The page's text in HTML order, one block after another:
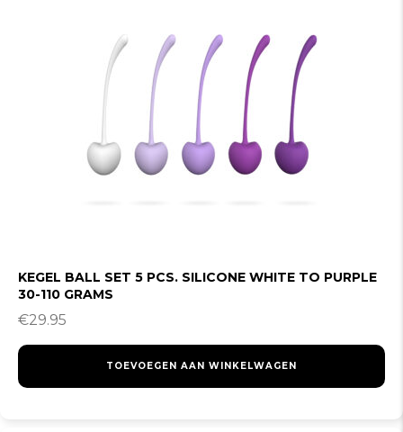
KEGEL BALL SET 5 PCS. SILICONE WHITE TO PURPLE
30-110 GRAMS
€29.95
TOEVOEGEN AAN WINKELWAGEN